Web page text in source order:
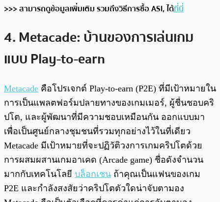
>>> สามารถดูข้อมูลเพิ่มเติม รวมถึงวิธีการซื้อ ASI, ได้ที่นี่
4. Metacade: บ้านของการเล่นเกม
แบบ Play-to-earn
Metacade คือโปรเจกต์ Play-to-earn (P2E) ที่มีเป้าหมายใน
การเป็นแพลตฟอร์มปลายทางของเกมเมอร์, ผู้ชื่นชอบคริ
ปโต, และผู้พัฒนาที่มีความชอบเหมือนกัน ออกแบบมา
เพื่อเป็นศูนย์กลางชุมชนที่รวมทุกอย่างไว้ในที่เดียว
Metacade มีเป้าหมายที่จะปฏิวัติวงการเกมคริปโตด้วย
การผสมผสานเกมอาเคด (Arcade game) ชื่อดังจำนวน
มากกับเทคโนโลยี บล็อกเชน ถ้าคุณเป็นแฟนของเกม
P2E และกำลังสงสัยว่าคริปโตตัวใดน่าจับตามอง